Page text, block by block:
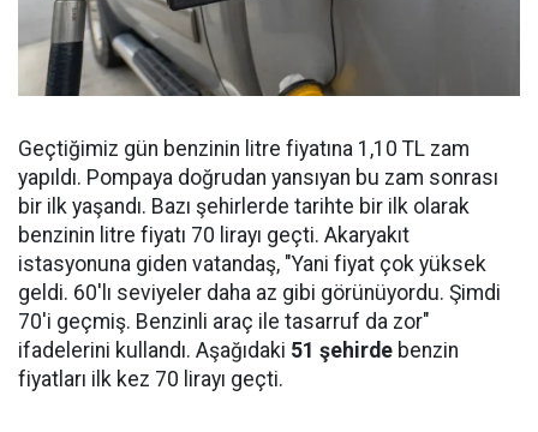
Geçtiğimiz gün benzinin litre fiyatına 1,10 TL zam
yapıldı. Pompaya doğrudan yansıyan bu zam sonrası
bir ilk yaşandı. Bazı şehirlerde tarihte bir ilk olarak
benzinin litre fiyatı 70 lirayı geçti. Akaryakıt
istasyonuna giden vatandaş, "Yani fiyat çok yüksek
geldi. 60'lı seviyeler daha az gibi görünüyordu. Şimdi
70'i geçmiş. Benzinli araç ile tasarruf da zor"
ifadelerini kullandı. Aşağıdaki 51 şehirde benzin
fiyatları ilk kez 70 lirayı geçti.